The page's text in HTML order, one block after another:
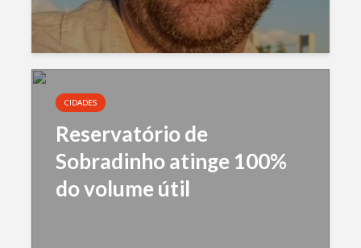
CIDADES
Reservatório de
Sobradinho atinge 100%
do volume útil